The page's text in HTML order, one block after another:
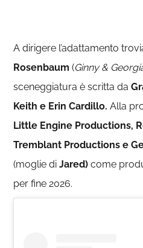
A dirigere l’adattamento
Rosenbaum(Ginny &
sceneggiatura è scritta da
Keith e Erin Cardillo. Alla
Little Engine Productions,
Tremblant Productions e
(moglie diJared) come
per fine 2026.